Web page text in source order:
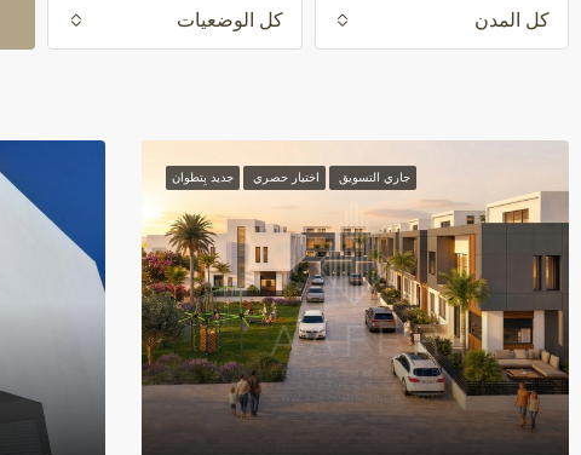
كل المدن كل الوضعيات
جاري التسويق اختيار حصري جديد بِتطوان